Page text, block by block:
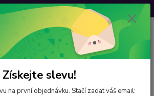
sleva: 20 % s kódemVAVRINEC20
Menu
CZK 0
za
Získejte slevu!
na první objednávku. Stačí zadat váš email: